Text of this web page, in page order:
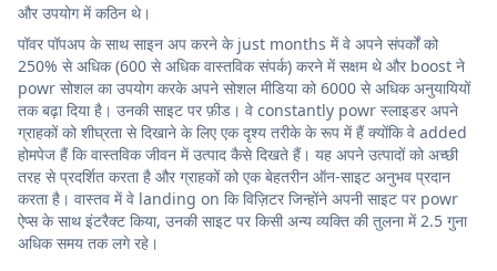
और उपयोग में कठिन थे।
पॉवर पॉपअप के साथ साइन अप करने के just months में वे अपने संपर्कों को
250% से अधिक (600 से अधिक वास्तविक संपर्क) करने में सक्षम थे और boost ने
powr सोशल का उपयोग करके अपने सोशल मीडिया को 6000 से अधिक अनुयायियों
तक बढ़ा दिया है। उनकी साइट पर फ़ीड। वे constantly powr स्लाइडर अपने
ग्राहकों को शीघ्रता से दिखाने के लिए एक दृश्य तरीके के रूप में हैं क्योंकि वे added
होमपेज हैं कि वास्तविक जीवन में उत्पाद कैसे दिखते हैं। यह अपने उत्पादों को अच्छी
तरह से प्रदर्शित करता है और ग्राहकों को एक बेहतरीन ऑन-साइट अनुभव प्रदान
करता है। वास्तव में वे landing on कि विज़िटर जिन्होंने अपनी साइट पर powr
ऐप्स के साथ इंटरैक्ट किया, उनकी साइट पर किसी अन्य व्यक्ति की तुलना में 2.5 गुना
अधिक समय तक लगे रहे।